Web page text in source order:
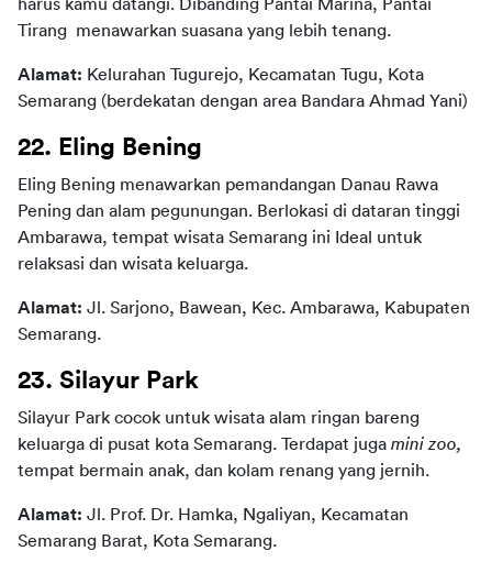
harus kamu datangi. Dibanding Pantai Marina, Pantai
Tirang  menawarkan suasana yang lebih tenang.
Alamat: Kelurahan Tugurejo, Kecamatan Tugu, Kota
Semarang (berdekatan dengan area Bandara Ahmad Yani)
22. Eling Bening
Eling Bening menawarkan pemandangan Danau Rawa
Pening dan alam pegunungan. Berlokasi di dataran tinggi
Ambarawa, tempat wisata Semarang ini Ideal untuk
relaksasi dan wisata keluarga.
Alamat: Jl. Sarjono, Bawean, Kec. Ambarawa, Kabupaten
Semarang.
23. Silayur Park
Silayur Park cocok untuk wisata alam ringan bareng
keluarga di pusat kota Semarang. Terdapat juga mini zoo,
tempat bermain anak, dan kolam renang yang jernih.
Alamat: Jl. Prof. Dr. Hamka, Ngaliyan, Kecamatan
Semarang Barat, Kota Semarang.